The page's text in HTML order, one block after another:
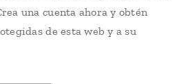
una cuenta ahora y obtén
de esta web y a su